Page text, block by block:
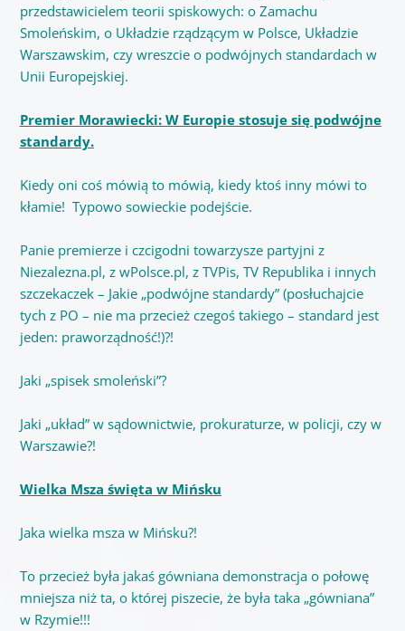
przedstawicielem teorii spiskowych: o Zamachu
Smoleńskim, o Układzie rządzącym w Polsce, Układzie
Warszawskim, czy wreszcie o podwójnych standardach w
Unii Europejskiej.
Premier Morawiecki: W Europie stosuje się podwójne
standardy.
Kiedy oni coś mówią to mówią, kiedy ktoś inny mówi to
kłamie! Typowo sowieckie podejście.
Panie premierze i czcigodni towarzysze partyjni z
Niezalezna.pl, z wPolsce.pl, z TVPis, TV Republika i innych
szczekaczek – Jakie „podwójne standardy” (posłuchajcie
tych z PO – nie ma przecież czegoś takiego – standard jest
jeden: praworządność!)?!
Jaki „spisek smoleński”?
Jaki „układ” w sądownictwie, prokuraturze, w policji, czy w
Warszawie?!
Wielka Msza święta w Mińsku
Jaka wielka msza w Mińsku?!
To przecież była jakaś gówniana demonstracja o połowę
mniejsza niż ta, o której piszecie, że była taka „gówniana”
w Rzymie!!!